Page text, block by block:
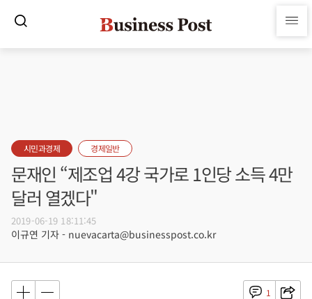
시민과경제 경제일반
문재인 “제조업 4강 국가로 1인당 소득 4만
달러 열겠다"
2019-06-19 18:11:45
이규연 기자 - nuevacarta@businesspost.co.kr
1